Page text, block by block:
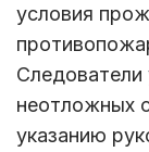
условия
неотложных
указанию